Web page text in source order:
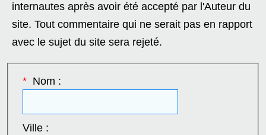
internautes après avoir été accepté par l'Auteur du
site. Tout commentaire qui ne serait pas en rapport
avec le sujet du site sera rejeté.
*Nom :
Ville :